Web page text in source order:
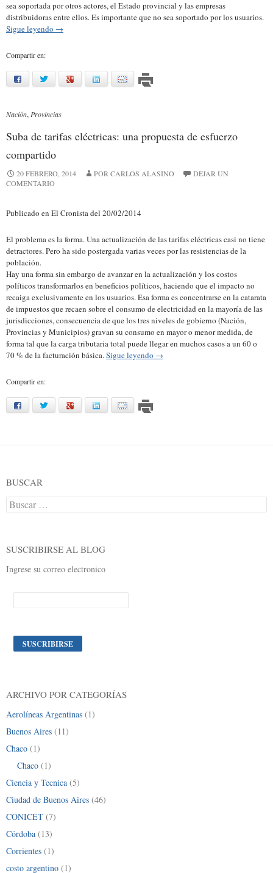
sea soportada por otros actores, el Estado provincial y las empresas
distribuidoras entre ellos. Es importante que no sea soportado por los usuarios.
Sigue leyendo →
Compartir en:
facebooktwitter google linkedinmail
Nación, Provincias
Suba de tarifas eléctricas: una propuesta de esfuerzo
compartido
20 FEBRERO, 2014 POR CARLOS ALASINO
DEJAR UN
COMENTARIO
Publicado en El Cronista del 20/02/2014
El problema es la forma. Una actualización de las tarifas eléctricas casi no tiene
detractores. Pero ha sido postergada varias veces por las resistencias de la
población.
Hay una forma sin embargo de avanzar en la actualización y los costos
políticos transformarlos en beneficios políticos, haciendo que el impacto no
recaiga exclusivamente en los usuarios. Esa forma es concentrarse en la catarata
de impuestos que recaen sobre el consumo de electricidad en la mayoría de las
jurisdicciones, consecuencia de que los tres niveles de gobierno (Nación,
Provincias y Municipios) gravan su consumo en mayor o menor medida, de
forma tal que la carga tributaria total puede llegar en muchos casos a un 60 o
70 % de la facturación básica.Sigue leyendo →
Compartir en:
facebooktwitter google linkedinmail
BUSCAR
Buscar:
SUSCRIBIRSE AL BLOG
Ingrese su correo electronico
ARCHIVO POR CATEGORÍAS
Aerolíneas Argentinas (1)
Buenos Aires (11)
Chaco (1)
Chaco (1)
Ciencia y Tecnica (5)
Ciudad de Buenos Aires (46)
CONICET (7)
Córdoba (13)
Corrientes (1)
costo argentino (1)